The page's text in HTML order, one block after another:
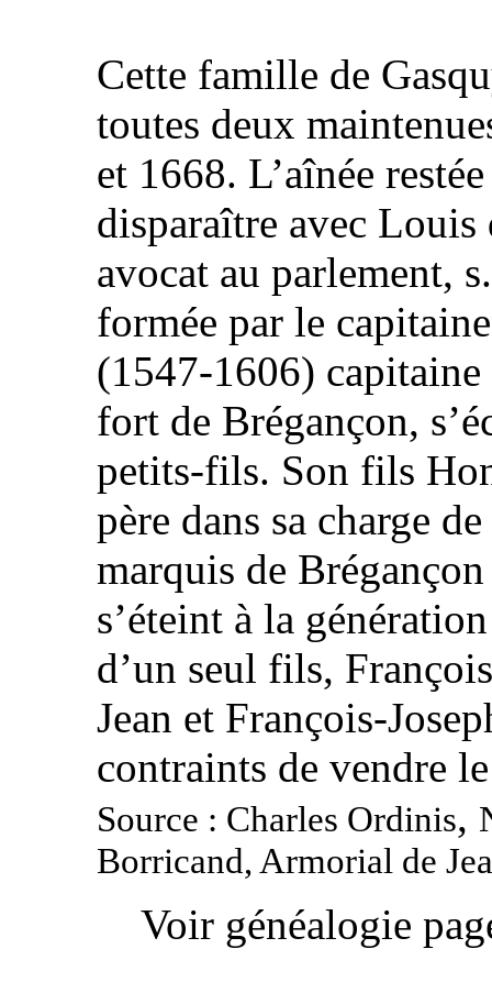
Cette famille de
toutes deux
et 1668. L’aînée
disparaître avec
avocat au parlement,
formée par le
(1547-1606)
fort de Brégançon,
petits-fils. Son fils
père dans sa charge
marquis de
s’éteint à la
d’un seul fils,
Jean et François-
contraints de vendre
Source : Charles Ordinis,
Borricand, Armorial de
Voir généalogie